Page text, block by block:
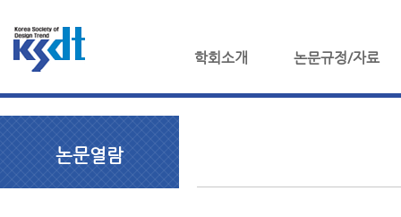
학회소개 논문규정/자료
논문열람